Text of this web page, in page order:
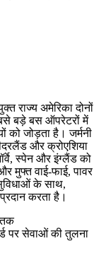
राज्य अमेरिका दोनों
बड़े बस ऑपरेटरों में
को जोड़ता है। जर्मनी
और क्रोएशिया
स्पेन और इंग्लैंड को
मुफ्त वाई-फाई, पावर
के साथ,
करता है।
तक
पर सेवाओं की तुलना